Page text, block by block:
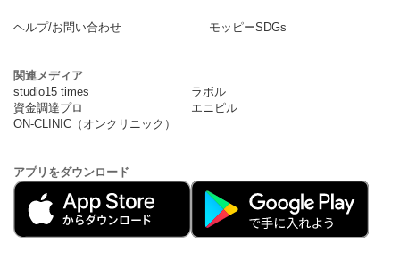
ヘルプ/お問い合わせ モッピーSDGs
関連メディア
studio15 times
ラボル
資金調達プロ
エニピル
ON-CLINIC（オンクリニック）
アプリをダウンロード